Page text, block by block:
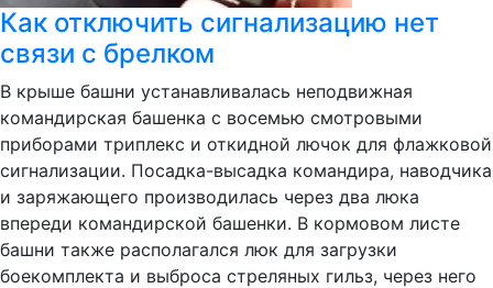
Как отключить сигнализацию нет
связи с брелком
В крыше башни устанавливалась неподвижная
командирская башенка с восемью смотровыми
приборами триплекс и откидной лючок для флажковой
сигнализации. Посадка-высадка командира, наводчика
и заряжающего производилась через два люка
впереди командирской башенки. В кормовом листе
башни также располагался люк для загрузки
боекомплекта и выброса стреляных гильз, через него